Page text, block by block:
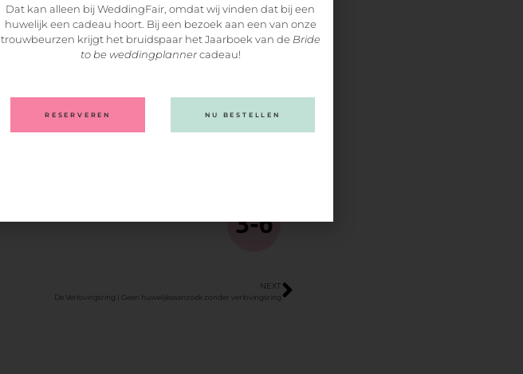
NEXT
De Verlovingsring | Geen huwelijksaanzoek zonder verlovingsring
Dat kan alleen bij WeddingFair, omdat wij vinden dat bij een
huwelijk een cadeau hoort. Bij een bezoek aan een van onze
trouwbeurzen krijgt het bruidspaar het Jaarboek van de Bride
to be weddingplannercadeau!
RESERVEREN NU BESTELLEN